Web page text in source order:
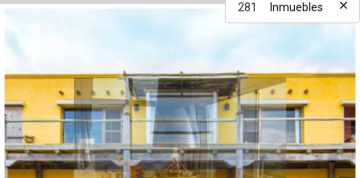
INGRESAR
Olvidé mi clave Registro
281 Inmuebles